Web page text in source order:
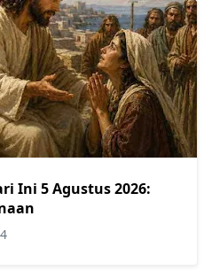
Ini 5 Agustus 2026: